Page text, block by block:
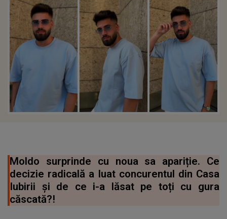
Moldo surprinde cu noua sa apariție. Ce
decizie radicală a luat concurentul din Casa
Iubirii și de ce i-a lăsat pe toți cu gura
căscată?!